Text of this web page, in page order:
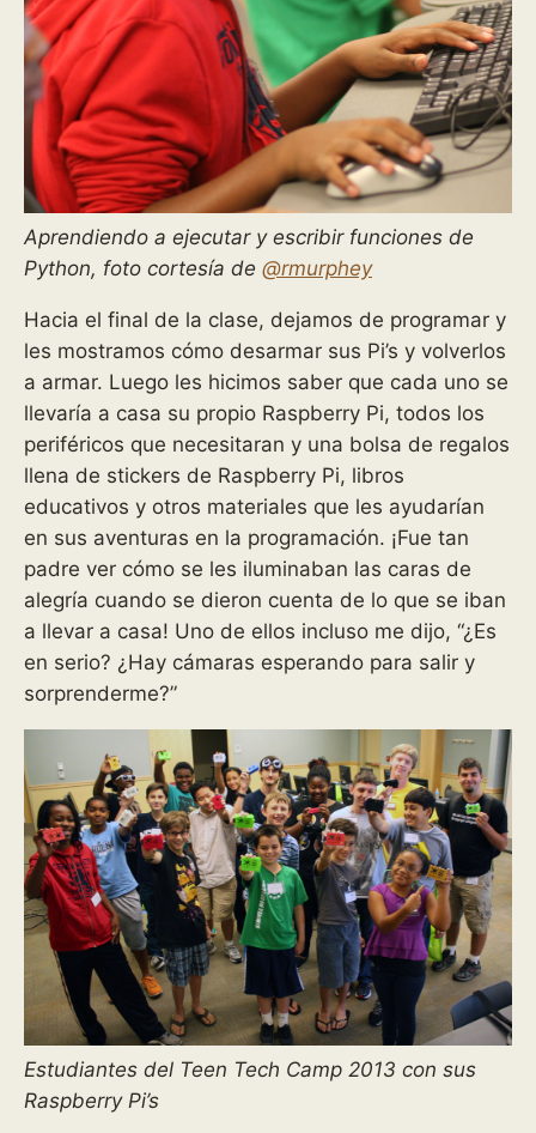
Aprendiendo a ejecutar y escribir funciones de
Python, foto cortesía de @rmurphey
Hacia el final de la clase, dejamos de programar y
les mostramos cómo desarmar sus Pi’s y volverlos
a armar. Luego les hicimos saber que cada uno se
llevaría a casa su propio Raspberry Pi, todos los
periféricos que necesitaran y una bolsa de regalos
llena de stickers de Raspberry Pi, libros
educativos y otros materiales que les ayudarían
en sus aventuras en la programación. ¡Fue tan
padre ver cómo se les iluminaban las caras de
alegría cuando se dieron cuenta de lo que se iban
a llevar a casa! Uno de ellos incluso me dijo, “¿Es
en serio? ¿Hay cámaras esperando para salir y
sorprenderme?”
Estudiantes del Teen Tech Camp 2013 con sus
Raspberry Pi’s